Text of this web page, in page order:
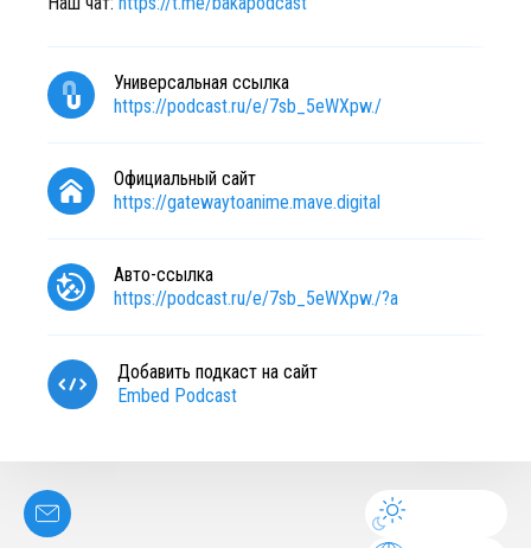
Универсальная ссылка
https://podcast.ru/e/7sb_5eWXpw./
Официальный сайт
https://gatewaytoanime.mave.digital
Авто-ссылка
https://podcast.ru/e/7sb_5eWXpw./?a
Добавить подкаст на сайт
Embed Podcast